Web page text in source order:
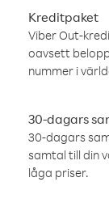
Kreditpaket
Viber Out-
oavsett
nummer i
30-dagars
30-dagars
samtal till din
låga priser.